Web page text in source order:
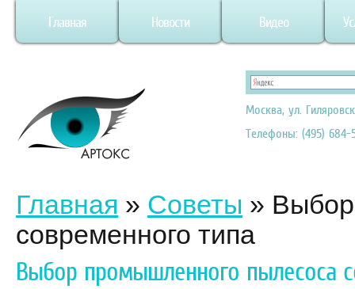
Главная Новости Видео
Москва, ул.
Телефоны: (495) 684-
Главная » Советы »
современного типа
Выбор промышленного пылесоса